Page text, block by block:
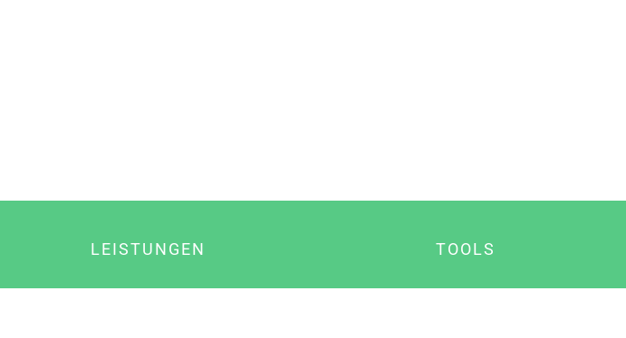
LEISTUNGEN TOOLS